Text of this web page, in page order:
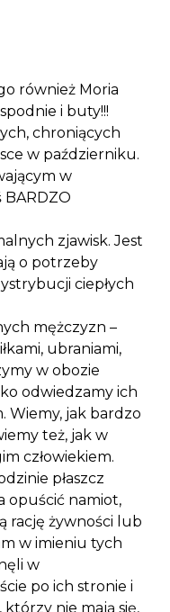
również Moria
i buty!!!
chroniących
w październiku.
w
zjawisk. Jest
o potrzeby
ciepłych
mężczyzn –
ubraniami,
w obozie
odwiedzamy ich
Wiemy, jak bardzo
też, jak w
człowiekiem.
płaszcz
opuścić namiot,
rację żywności lub
w imieniu tych
w
po ich stronie i
nie mają się,